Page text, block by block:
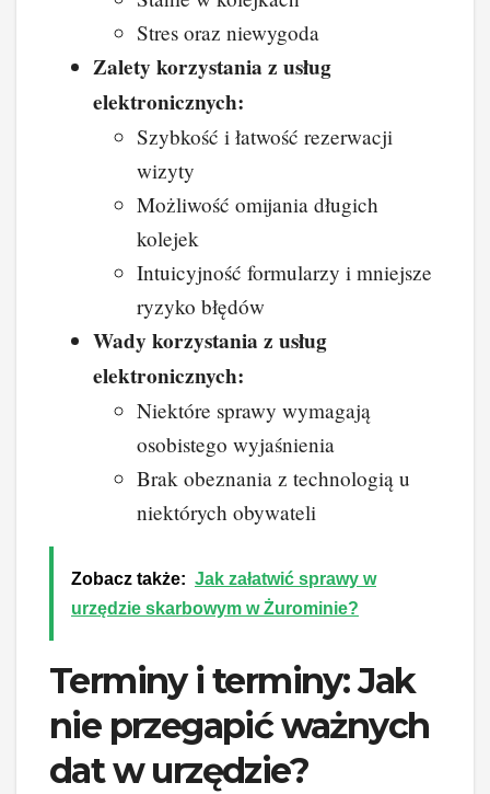
Stres oraz niewygoda
Zalety korzystania z usług
elektronicznych:
Szybkość i łatwość rezerwacji
wizyty
Możliwość omijania długich
kolejek
Intuicyjność formularzy i mniejsze
ryzyko błędów
Wady korzystania z usług
elektronicznych:
Niektóre sprawy wymagają
osobistego wyjaśnienia
Brak obeznania z technologią u
niektórych obywateli
Zobacz także: Jak załatwić sprawy w
urzędzie skarbowym w Żurominie?
Terminy i terminy: Jak
nie przegapić ważnych
dat w urzędzie?